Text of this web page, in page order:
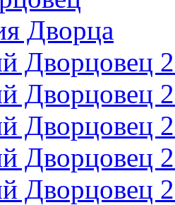
Дворца
Дворцовец
Дворцовец
Дворцовец
Дворцовец
Дворцовец